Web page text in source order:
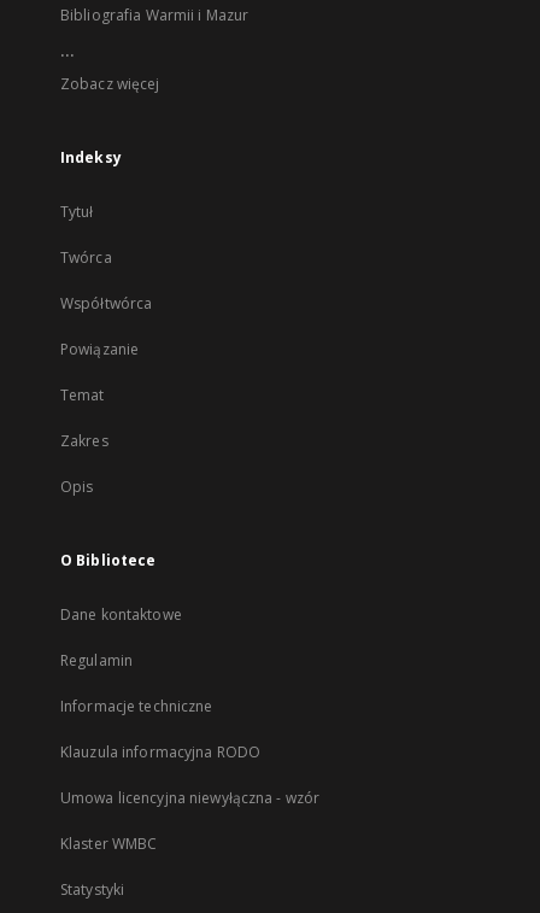
Bibliografia Warmii i Mazur
...
Zobacz więcej
Indeksy
Tytuł
Twórca
Współtwórca
Powiązanie
Temat
Zakres
Opis
O Bibliotece
Dane kontaktowe
Regulamin
Informacje techniczne
Klauzula informacyjna RODO
Umowa licencyjna niewyłączna - wzór
Klaster WMBC
Statystyki